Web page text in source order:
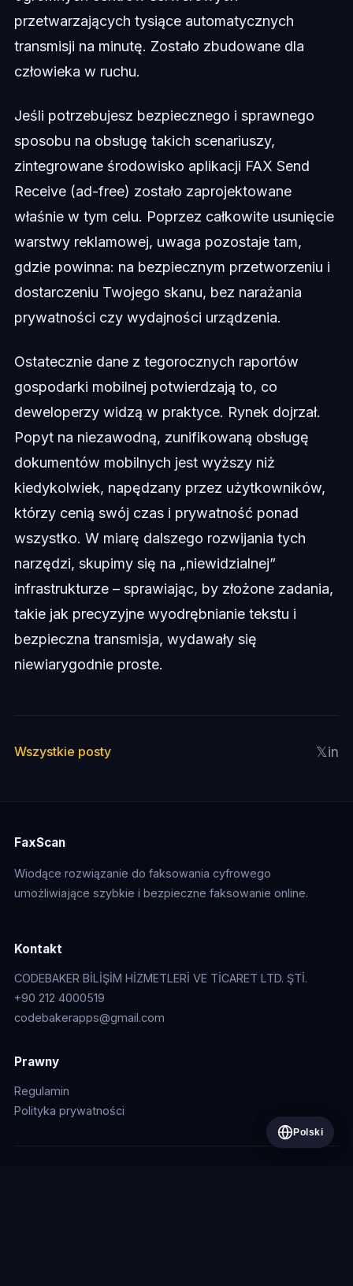
przetwarzających tysiące automatycznych
transmisji na minutę. Zostało zbudowane dla
człowieka w ruchu.
Jeśli potrzebujesz bezpiecznego i sprawnego
sposobu na obsługę takich scenariuszy,
zintegrowane środowisko aplikacji FAX Send
Receive (ad-free) zostało zaprojektowane
właśnie w tym celu. Poprzez całkowite usunięcie
warstwy reklamowej, uwaga pozostaje tam,
gdzie powinna: na bezpiecznym przetworzeniu i
dostarczeniu Twojego skanu, bez narażania
prywatności czy wydajności urządzenia.
Ostatecznie dane z tegorocznych raportów
gospodarki mobilnej potwierdzają to, co
deweloperzy widzą w praktyce. Rynek dojrzał.
Popyt na niezawodną, zunifikowaną obsługę
dokumentów mobilnych jest wyższy niż
kiedykolwiek, napędzany przez użytkowników,
którzy cenią swój czas i prywatność ponad
wszystko. W miarę dalszego rozwijania tych
narzędzi, skupimy się na „niewidzialnej”
infrastrukturze – sprawiając, by złożone zadania,
takie jak precyzyjne wyodrębnianie tekstu i
bezpieczna transmisja, wydawały się
niewiarygodnie proste.
Wszystkie posty 𝕏in
FaxScan
Wiodące rozwiązanie do faksowania cyfrowego
umożliwiające szybkie i bezpieczne faksowanie online.
Kontakt
CODEBAKER BİLİŞİM HİZMETLERİ VE TİCARET LTD. ŞTİ.
+90 212 4000519
codebakerapps@gmail.com
Prawny
Regulamin
Polityka prywatności
Polski